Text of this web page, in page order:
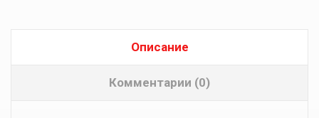
Описание
Комментарии (0)